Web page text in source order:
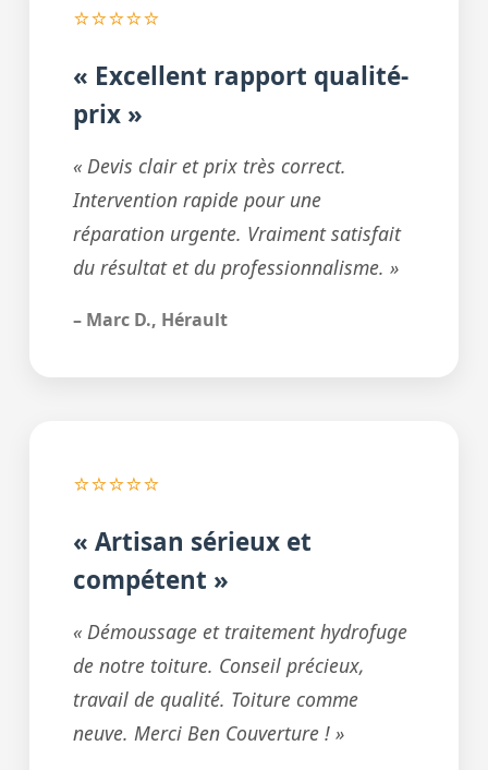
⭐⭐⭐⭐⭐
« Excellent rapport qualité-
prix »
« Devis clair et prix très correct.
Intervention rapide pour une
réparation urgente. Vraiment satisfait
du résultat et du professionnalisme. »
– Marc D., Hérault
⭐⭐⭐⭐⭐
« Artisan sérieux et
compétent »
« Démoussage et traitement hydrofuge
de notre toiture. Conseil précieux,
travail de qualité. Toiture comme
neuve. Merci Ben Couverture ! »